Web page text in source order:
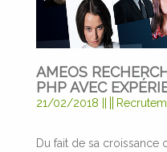
AMEOS
PHP AVEC
21/02/2018
Du fait de sa croissance